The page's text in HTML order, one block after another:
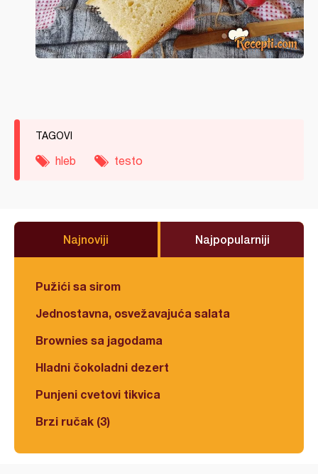
TAGOVI
hleb testo
Najnoviji Najpopularniji
Pužići sa sirom
Jednostavna, osvežavajuća salata
Brownies sa jagodama
Hladni čokoladni dezert
Punjeni cvetovi tikvica
Brzi ručak (3)